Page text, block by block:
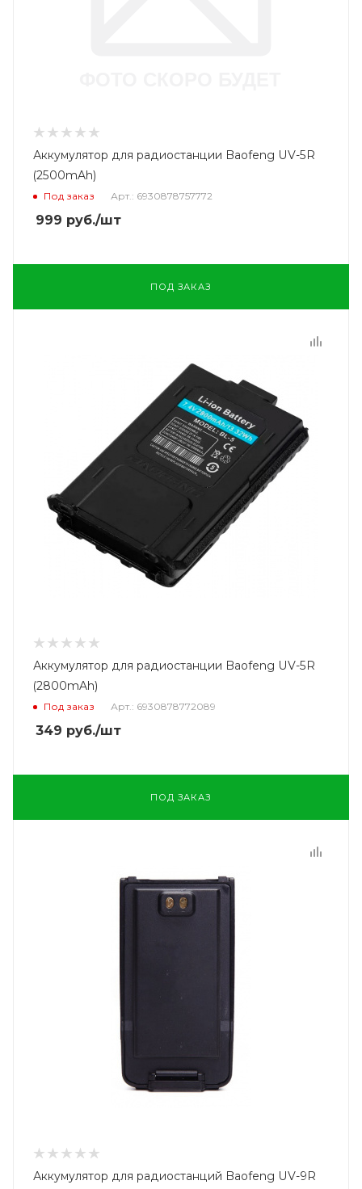
Аккумулятор для радиостанции Baofeng UV-5R
(2500mAh)
Под заказ Арт.: 6930878757772
999 руб./шт
ПОД ЗАКАЗ
Аккумулятор для радиостанции Baofeng UV-5R
(2800mAh)
Под заказ Арт.: 6930878772089
349 руб./шт
ПОД ЗАКАЗ
Аккумулятор для радиостанций Baofeng UV-9R